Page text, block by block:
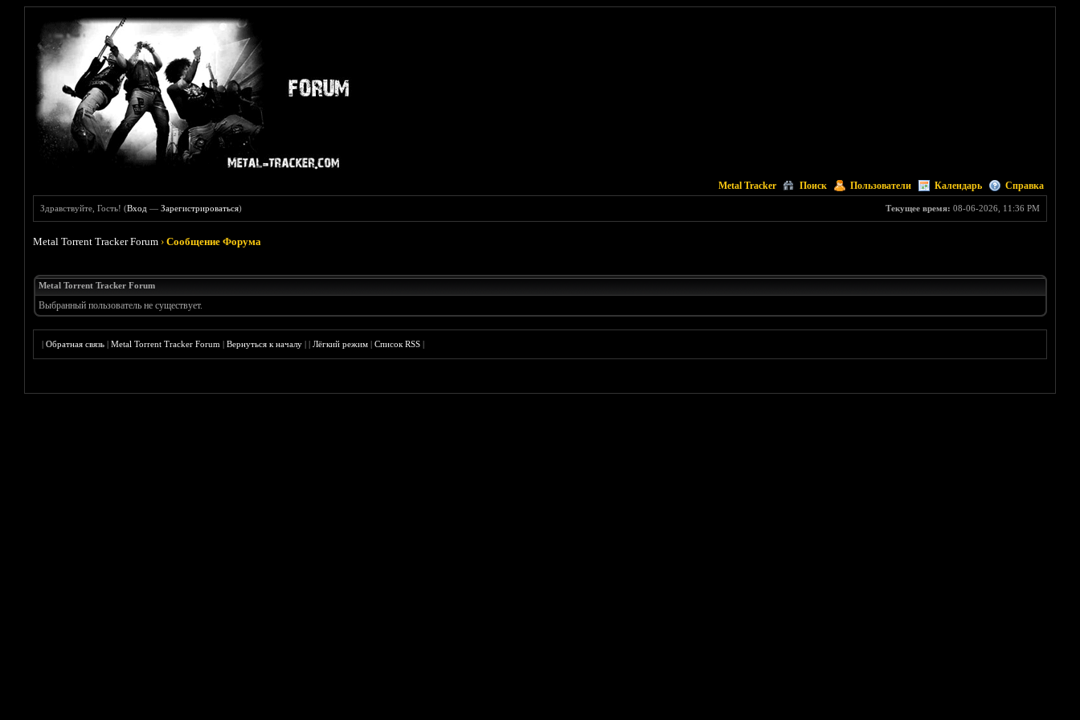
Metal Tracker Поиск Пользователи Календарь Справка
Текущее время: 08-06-2026, 11:36 PM
Здравствуйте, Гость! (Вход —Зарегистрироваться)
Metal Torrent Tracker Forum ›Сообщение Форума
Metal Torrent Tracker Forum
Выбранный пользователь не существует.
|Обратная связь |Metal Torrent Tracker Forum |Вернуться к началу ||Лёгкий режим |Список RSS |